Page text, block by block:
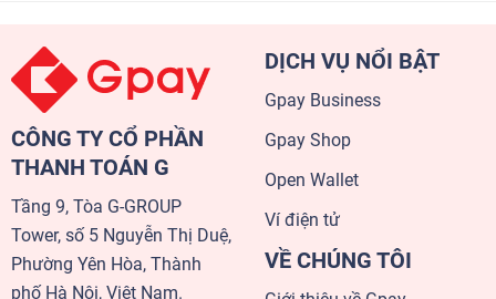
CÔNG TY CỔ PHẦN
THANH TOÁN G
Tầng 9, Tòa G-GROUP
Tower, số 5 Nguyễn Thị Duệ,
Phường Yên Hòa, Thành
phố Hà Nội, Việt Nam.
DỊCH VỤ NỔI BẬT
Gpay Business
Gpay Shop
Open Wallet
Ví điện tử
VỀ CHÚNG TÔI